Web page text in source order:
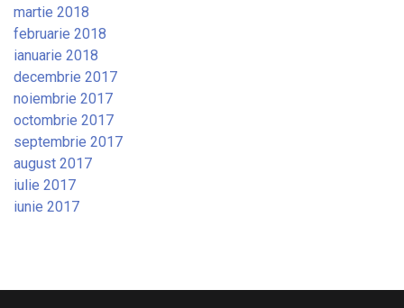
martie 2018
februarie 2018
ianuarie 2018
decembrie 2017
noiembrie 2017
octombrie 2017
septembrie 2017
august 2017
iulie 2017
iunie 2017